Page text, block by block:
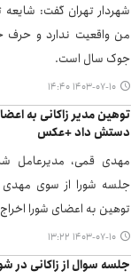
شهردار تهران گفت:
من واقعیت ندارد و حرف‌
جوک سال است.
۱۴۰۳-۰۷-۱۰ ۱۴:۴۰
توهین مدیر زاکانی به
دستش داد +عکس
مهدی قمی، مدیرعامل
جلسه شورا از سوی مهدی
توهین به اعضای شورا
۱۴۰۳-۰۷-۱۰ ۱۳:۲۲
جلسه سوال از زاکانی